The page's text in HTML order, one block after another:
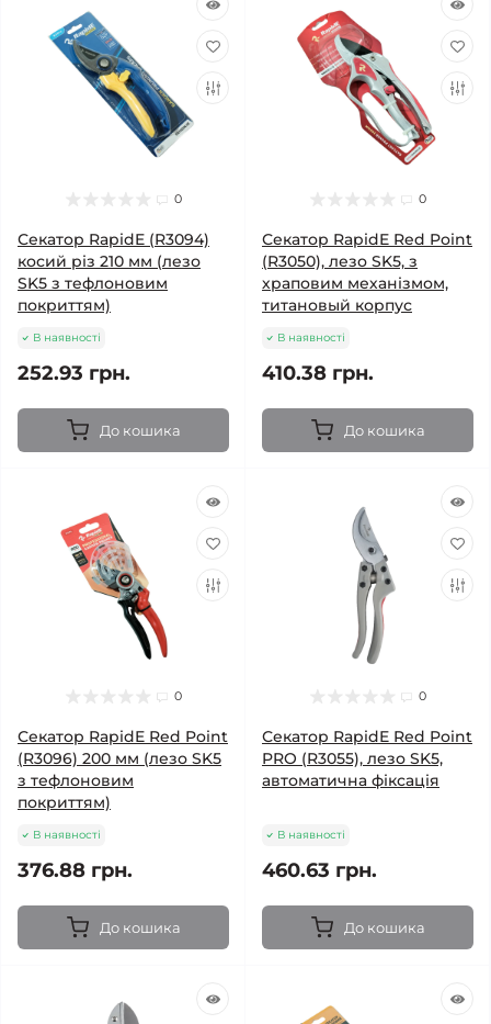
0
Секатор RapidE (R3094)
косий різ 210 мм (лезо
SK5 з тефлоновим
покриттям)
В наявності
252.93 грн.
До кошика
0
Секатор RapidE Red Point
(R3050), лезо SK5, з
храповим механізмом,
титановый корпус
В наявності
410.38 грн.
До кошика
0
Секатор RapidE Red Point
(R3096) 200 мм (лезо SK5
з тефлоновим
покриттям)
В наявності
376.88 грн.
До кошика
0
Секатор RapidE Red Point
PRO (R3055), лезо SK5,
автоматична фіксація
В наявності
460.63 грн.
До кошика